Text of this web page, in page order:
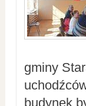
gminy
budynek